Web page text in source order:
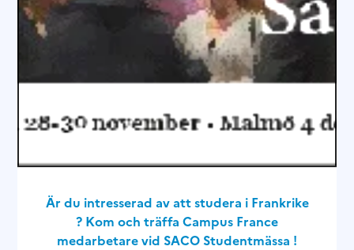
Är du intresserad av att studera i Frankrike
? Kom och träffa Campus France
medarbetare vid SACO Studentmässa !